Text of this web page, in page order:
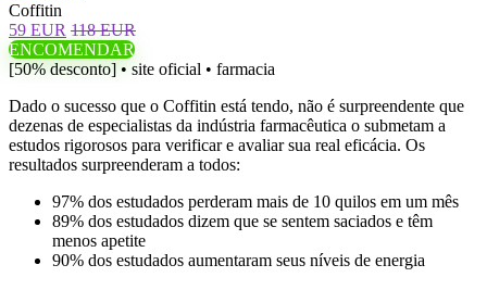
Coffitin
59 EUR 118 EUR
ENCOMENDAR
[50% desconto] • site oficial • farmacia
Dado o sucesso que o Coffitin está tendo, não é surpreendente que
dezenas de especialistas da indústria farmacêutica o submetam a
estudos rigorosos para verificar e avaliar sua real eficácia. Os
resultados surpreenderam a todos:
97% dos estudados perderam mais de 10 quilos em um mês
89% dos estudados dizem que se sentem saciados e têm
menos apetite
90% dos estudados aumentaram seus níveis de energia